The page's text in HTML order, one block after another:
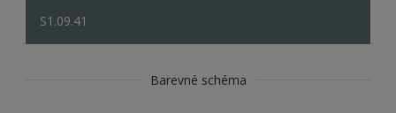
S1.09.41
Barevné schéma